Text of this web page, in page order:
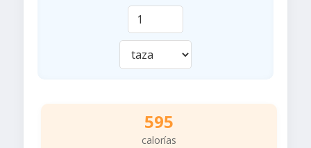
595
calorías